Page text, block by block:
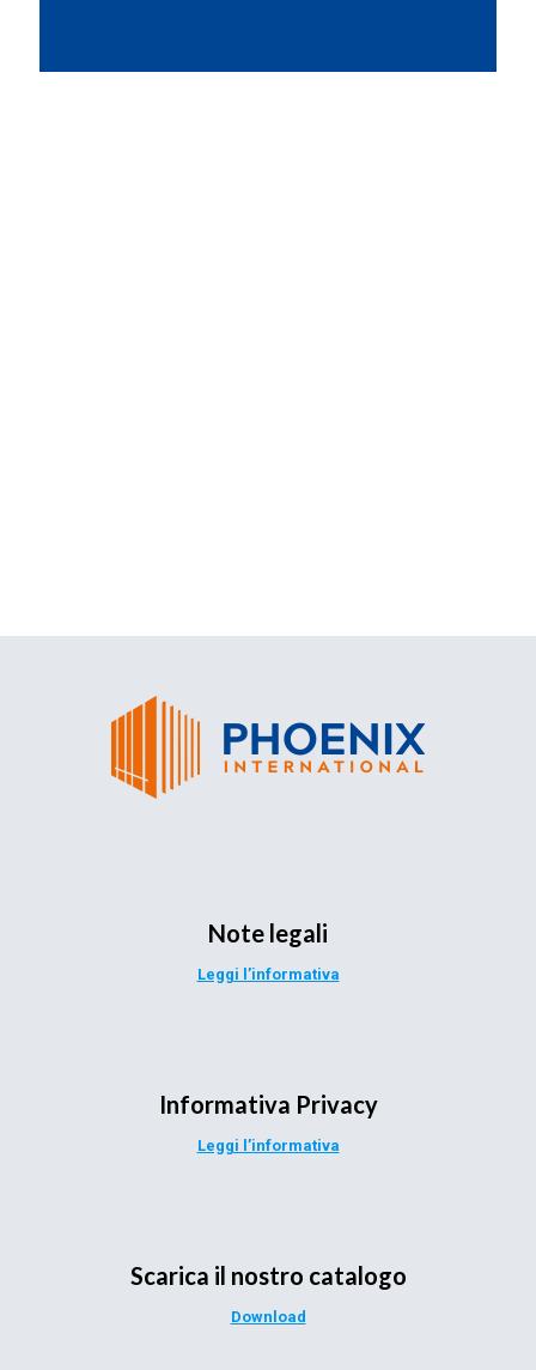
Note legali
Leggi l’informativa
Informativa Privacy
Leggi l’informativa
Scarica il nostro catalogo
Download